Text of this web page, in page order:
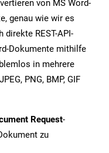
von MS Word-
genau wie wir es
direkte REST-API-
Dokumente mithilfe
in mehrere
PNG, BMP, GIF
Request-
zu